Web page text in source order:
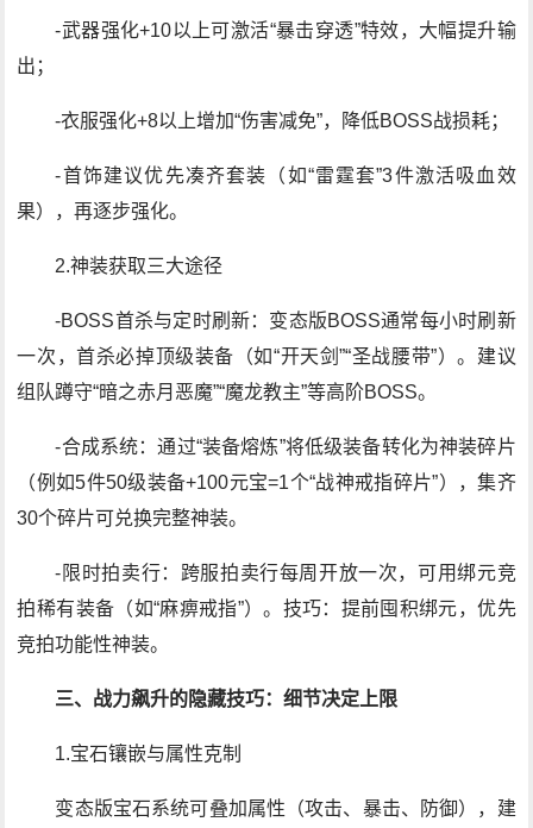
-武器强化+10以上可激活“暴击穿透”特效，大幅提升输
出；
-衣服强化+8以上增加“伤害减免”，降低BOSS战损耗；
-首饰建议优先凑齐套装（如“雷霆套”3件激活吸血效
果），再逐步强化。
2.神装获取三大途径
-BOSS首杀与定时刷新：变态版BOSS通常每小时刷新
一次，首杀必掉顶级装备（如“开天剑”“圣战腰带”）。建议
组队蹲守“暗之赤月恶魔”“魔龙教主”等高阶BOSS。
-合成系统：通过“装备熔炼”将低级装备转化为神装碎片
（例如5件50级装备+100元宝=1个“战神戒指碎片”），集齐
30个碎片可兑换完整神装。
-限时拍卖行：跨服拍卖行每周开放一次，可用绑元竞
拍稀有装备（如“麻痹戒指”）。技巧：提前囤积绑元，优先
竞拍功能性神装。
三、战力飙升的隐藏技巧：细节决定上限
1.宝石镶嵌与属性克制
变态版宝石系统可叠加属性（攻击、暴击、防御），建